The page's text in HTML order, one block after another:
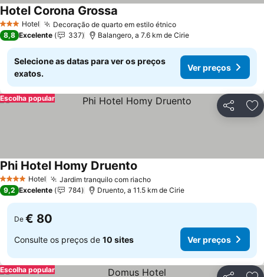
3 EstrelasHotel Decoração de quarto em estilo étnicoVer preços
Hotel Corona Grossa
8,8 Excelente 337 Balangero, a 7.6 km de Cirie
Selecione as datas para ver os preços
exatos.
Ver preços
Partilhar
Escolha popular
4 EstrelasHotel Jardim tranquilo com riachoVer preços
Phi Hotel Homy Druento
9,2 Excelente 784 Druento, a 11.5 km de Cirie
De € 80
Consulte os preços de 10 sites Ver preços
Escolha popular